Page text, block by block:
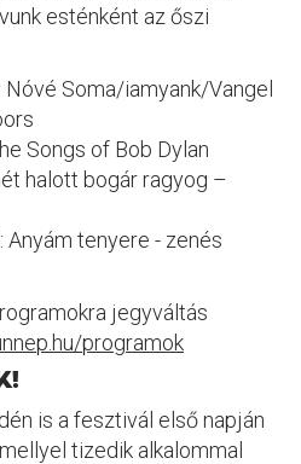
esténként az őszi
Nóvé Soma/iamyank/Vangel
Songs of Bob Dylan
halott bogár ragyog –
tenyere - zenés
jegyváltás
programok
is a fesztivál első napján
tizedik alkalommal